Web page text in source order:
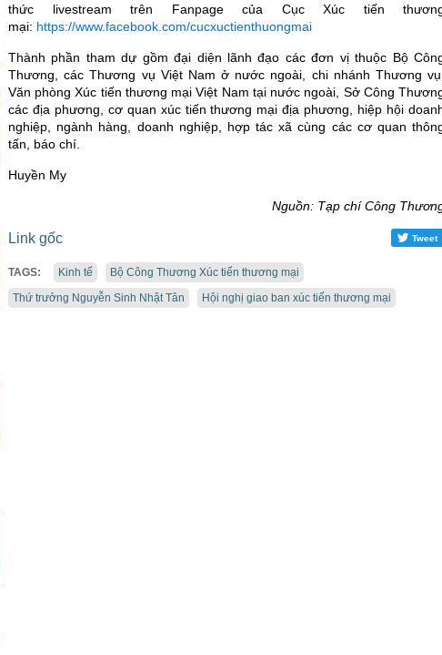
thức livestream trên Fanpage của Cục Xúc tiến
mại: https://www.facebook.com/cucxuctienthuongmai
Thành phần tham dự gồm đại diện lãnh đạo các đơn vị thuộc Bộ
Thương, các Thương vụ Việt Nam ở nước ngoài, chi nhánh Thương vụ,
Văn phòng Xúc tiến thương mại Việt Nam tại nước ngoài, Sở Công
các địa phương, cơ quan xúc tiến thương mại địa phương, hiệp hội
nghiệp, ngành hàng, doanh nghiệp, hợp tác xã cùng các cơ quan
tấn, báo chí.
Huyền My
Nguồn: Tạp chí Công
Link gốc Tweet
TAGS: Kinh tế
Bộ Công Thương Xúc tiến thương mại
Thứ trưởng Nguyễn Sinh Nhật Tân
Hội nghị giao ban xúc tiến thương mại